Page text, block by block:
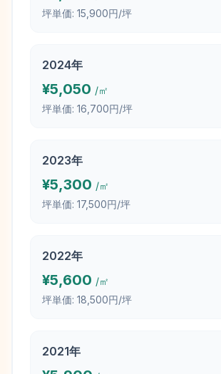
坪単価: 15,900円/坪
2024年
¥5,050 /㎡
坪単価: 16,700円/坪
2023年
¥5,300 /㎡
坪単価: 17,500円/坪
2022年
¥5,600 /㎡
坪単価: 18,500円/坪
2021年